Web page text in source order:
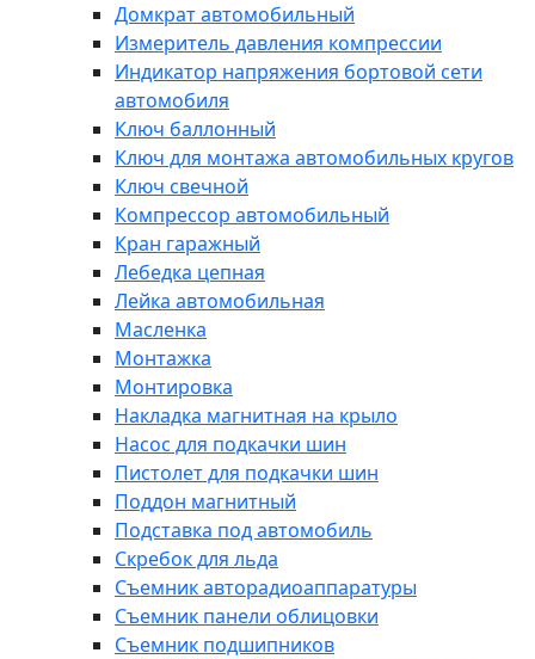
Домкрат автомобильный
Измеритель давления компрессии
Индикатор напряжения бортовой сети
автомобиля
Ключ баллонный
Ключ для монтажа автомобильных кругов
Ключ свечной
Компрессор автомобильный
Кран гаражный
Лебедка цепная
Лейка автомобильная
Масленка
Монтажка
Монтировка
Накладка магнитная на крыло
Насос для подкачки шин
Пистолет для подкачки шин
Поддон магнитный
Подставка под автомобиль
Скребок для льда
Съемник авторадиоаппаратуры
Съемник панели облицовки
Съемник подшипников